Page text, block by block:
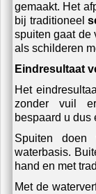
gemaakt. Het
bij traditioneel
spuiten gaat de
als schilderen
Eindresultaat
Het
zonder vuil
bespaard u
Spuiten
waterbasis.
hand en met
Met de